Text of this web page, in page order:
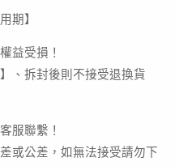
期】
益受損！
、拆封後則不接受退換貨
服聯繫！
或公差，如無法接受請勿下